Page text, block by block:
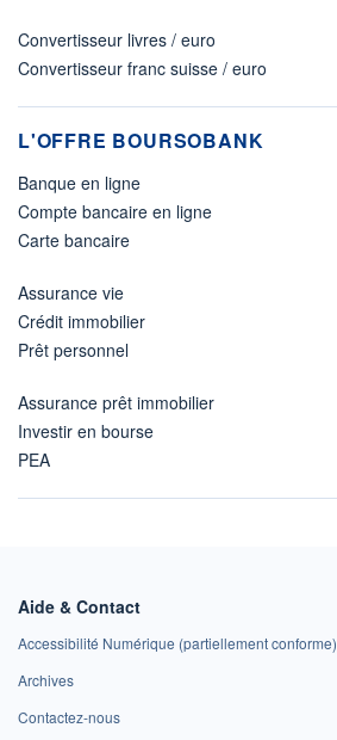
Convertisseur livres / euro
Convertisseur franc suisse / euro
L'OFFRE BOURSOBANK
Banque en ligne
Compte bancaire en ligne
Carte bancaire
Assurance vie
Crédit immobilier
Prêt personnel
Assurance prêt immobilier
Investir en bourse
PEA
Aide & Contact
Accessibilité Numérique (partiellement conforme)
Archives
Contactez-nous